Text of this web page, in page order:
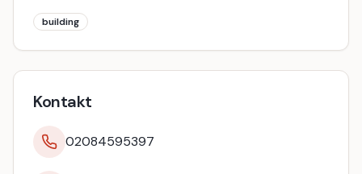
building
Kontakt
02084595397